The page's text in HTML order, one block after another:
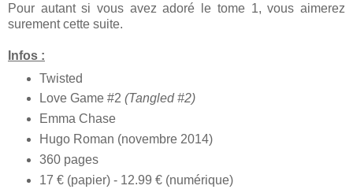
Pour autant si vous avez adoré le tome 1, vous aimerez
surement cette suite.
Infos :
Twisted
Love Game #2 (Tangled #2)
Emma Chase
Hugo Roman (novembre 2014)
360 pages
17 € (papier) - 12.99 € (numérique)